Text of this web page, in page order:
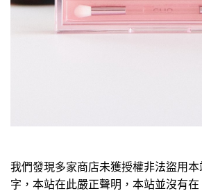
我們發現多家商店未獲授權非法盜用
字，本站在此嚴正聲明，本站並沒有